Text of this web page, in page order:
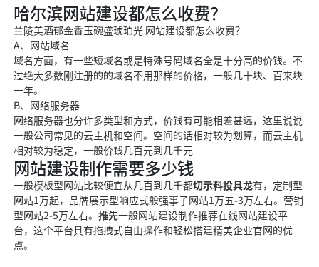
哈尔滨网站建设都怎么收费？
兰陵美酒郁金香玉碗盛琥珀光 网站建设都怎么收费？
A、网站域名
域名方面，有一些短域名或是特殊号码域名全是十分高的价钱。不
过绝大多数刚注册的的域名不用那样的价格，一般几十块、百来块
一年。
B、网络服务器
网络服务器也分许多类型和方式，价钱有可能相差甚远，这里说说
一般公司常见的云主机和空间。空间的话相对较为划算，而云主机
相对较为稳定，一般价钱几百元到几千元
网站建设制作需要多少钱
一般模板型网站比较便宜从几百到几千都切示料投具龙有，定制型
网站1万起，品牌展示型响应式般强事子网站1万五-3万左右。营销
型网站2-5万左右。 推先一般网站建设制作推荐在线网站建设平
台，这个平台具有拖拽式自由操作和轻松搭建精美企业官网的优
点。